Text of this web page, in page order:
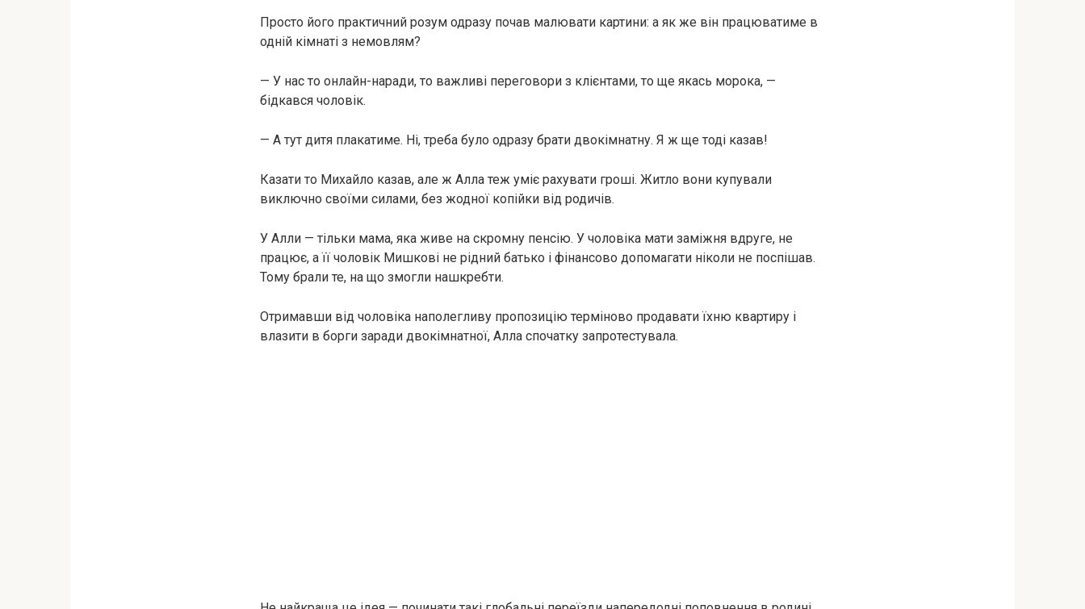
Просто його практичний розум одразу почав малювати картини: а як же він працюватиме в
одній кімнаті з немовлям?
— У нас то онлайн-наради, то важливі переговори з клієнтами, то ще якась морока, —
бідкався чоловік.
— А тут дитя плакатиме. Ні, треба було одразу брати двокімнатну. Я ж ще тоді казав!
Казати то Михайло казав, але ж Алла теж уміє рахувати гроші. Житло вони купували
виключно своїми силами, без жодної копійки від родичів.
У Алли — тільки мама, яка живе на скромну пенсію. У чоловіка мати заміжня вдруге, не
працює, а її чоловік Мишкові не рідний батько і фінансово допомагати ніколи не поспішав.
Тому брали те, на що змогли нашкребти.
Отримавши від чоловіка наполегливу пропозицію терміново продавати їхню квартиру і
влазити в борги заради двокімнатної, Алла спочатку запротестувала.